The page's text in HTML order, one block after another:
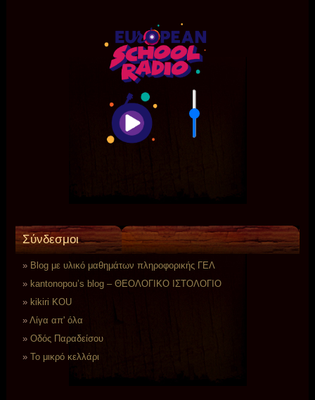
Σύνδεσμοι
Blog με υλικό μαθημάτων πληροφορικής ΓΕΛ
kantonopou’s blog – ΘΕΟΛΟΓΙΚΟ ΙΣΤΟΛΟΓΙΟ
kikiri KOU
Λίγα απ' όλα
Οδός Παραδείσου
Το μικρό κελλάρι